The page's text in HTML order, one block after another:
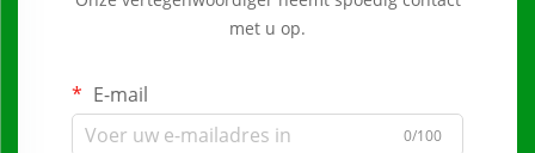
met u op.
E-mail
0/100